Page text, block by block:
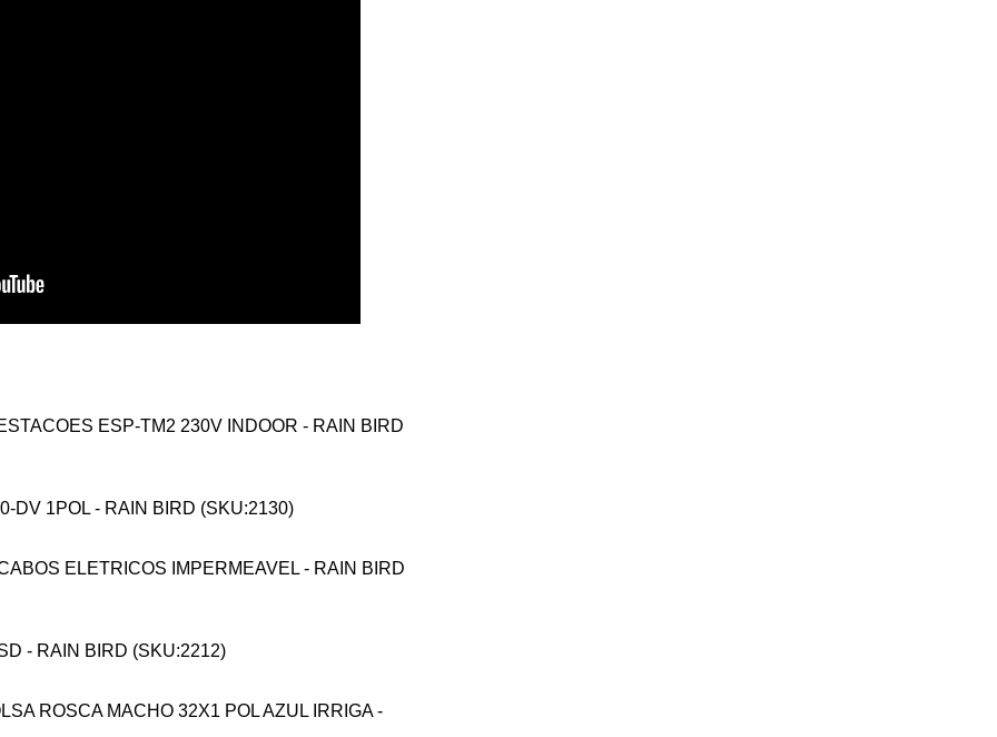
ESP-TM2 230V INDOOR - RAIN BIRD
DV 1POL - RAIN BIRD (SKU:2130)
ELETRICOS IMPERMEAVEL - RAIN BIRD
- RAIN BIRD (SKU:2212)
ROSCA MACHO 32X1 POL AZUL IRRIGA -